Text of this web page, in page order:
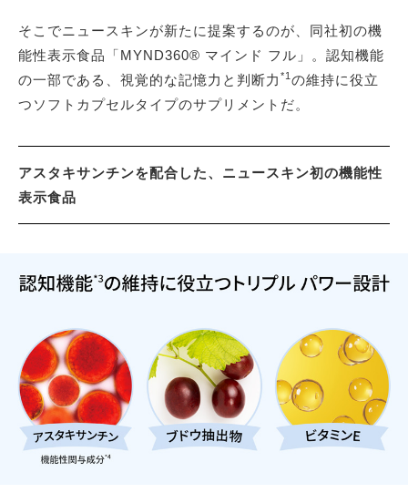
そこでニュースキンが新たに提案するのが、同社初の機
能性表示食品「MYND360® マインド フル」。認知機能
の一部である、視覚的な記憶力と判断力 *1 の維持に役立
つソフトカプセルタイプのサプリメントだ。
アスタキサンチンを配合した、ニュースキン初の機能性
表示食品